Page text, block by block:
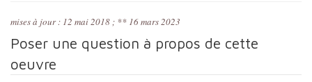
mises à jour : 12 mai 2018 ; ** 16 mars 2023
Poser une question à propos de cette
oeuvre